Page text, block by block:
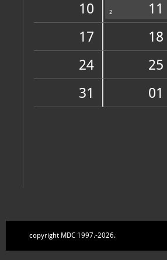
10
2 11
17
18
24
25
31
01
OPĆI PODACI
Zbirke
copyright MDC 1997.-2026.